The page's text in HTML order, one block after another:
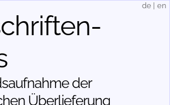
der
Über­lieferung
de en